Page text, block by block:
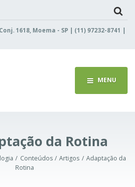
1618, Moema - SP | (11) 97232-8741 |
MENU
da Rotina
Conteúdos Artigos
Adaptação da
Rotina